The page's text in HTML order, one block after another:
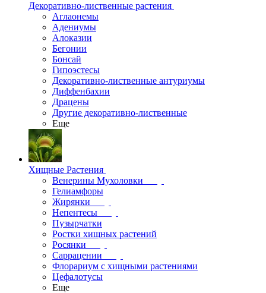
Декоративно-лиственные растения
Аглаонемы
Адениумы
Алоказии
Бегонии
Бонсай
Гипоэстесы
Декоративно-лиственные антуриумы
Диффенбахии
Драцены
Другие декоративно-лиственные
Еще
Хищные Растения
Венерины Мухоловки
Гелиамфоры
Жирянки
Непентесы
Пузырчатки
Ростки хищных растений
Росянки
Саррацении
Флорариум с хищными растениями
Цефалотусы
Еще